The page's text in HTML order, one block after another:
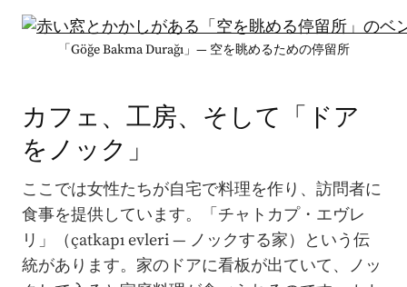
「Göğe Bakma Durağı」— 空を眺めるための停留所
カフェ、工房、そして「ドア
をノック」
ここでは女性たちが自宅で料理を作り、訪問者に
食事を提供しています。「チャトカプ・エヴレ
リ」（çatkapı evleri — ノックする家）という伝
統があります。家のドアに看板が出ていて、ノッ